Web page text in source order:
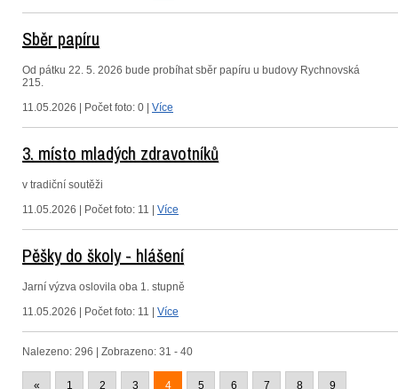
Sběr papíru
Od pátku 22. 5. 2026 bude probíhat sběr papíru u budovy Rychnovská
215.
11.05.2026 | Počet foto: 0 | Více
3. místo mladých zdravotníků
v tradiční soutěži
11.05.2026 | Počet foto: 11 | Více
Pěšky do školy - hlášení
Jarní výzva oslovila oba 1. stupně
11.05.2026 | Počet foto: 11 | Více
Nalezeno: 296 | Zobrazeno: 31 - 40
« 1 2 3 4 5 6 7 8 9